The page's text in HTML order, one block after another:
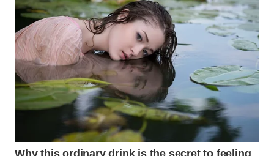
SITUNGIR
NEWS
SIDIKALANG
NEWS
SIBARAGAS
METRO